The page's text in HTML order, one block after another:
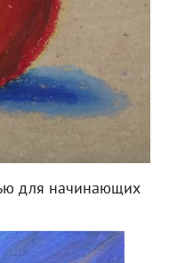
для начинающих